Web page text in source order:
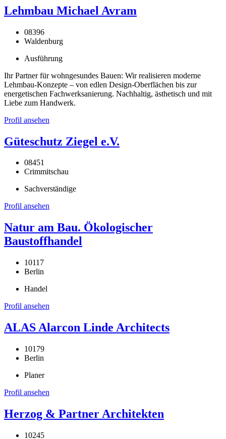
Lehmbau Michael Avram
08396
Waldenburg
Ausführung
Ihr Partner für wohngesundes Bauen: Wir realisieren moderne
Lehmbau-Konzepte – von edlen Design-Oberflächen bis zur
energetischen Fachwerksanierung. Nachhaltig, ästhetisch und mit
Liebe zum Handwerk.
Profil ansehen
Güteschutz Ziegel e.V.
08451
Crimmitschau
Sachverständige
Profil ansehen
Natur am Bau. Ökologischer
Baustoffhandel
10117
Berlin
Handel
Profil ansehen
ALAS Alarcon Linde Architects
10179
Berlin
Planer
Profil ansehen
Herzog & Partner Architekten
10245